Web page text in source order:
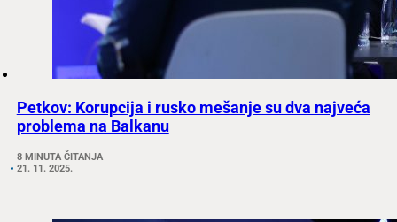
Petkov: Korupcija i rusko mešanje su dva najveća
problema na Balkanu
8 MINUTA ČITANJA
21. 11. 2025.